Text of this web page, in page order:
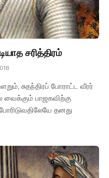
சரித்திரம்
சுதந்திரப் போராட்ட வீரர்
வைக்கும் பாஜகவிற்கு
தனது